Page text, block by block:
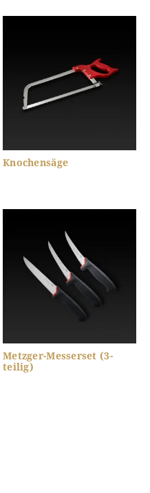
Knochensäge
Metzger-Messerset (3-
teilig)